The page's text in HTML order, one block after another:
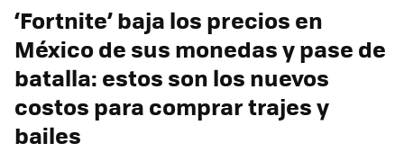
‘Fortnite’ baja los precios en
México de sus monedas y pase de
batalla: estos son los nuevos
costos para comprar trajes y
bailes